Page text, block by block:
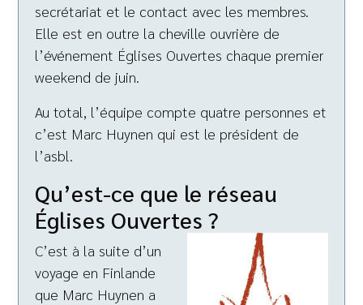
secrétariat et le contact avec les membres.
Elle est en outre la cheville ouvrière de
l’événement Églises Ouvertes chaque premier
weekend de juin.
Au total, l’équipe compte quatre personnes et
c’est Marc Huynen qui est le président de
l’asbl.
Qu’est-ce que le réseau
Églises Ouvertes ?
C’est à la suite d’un
voyage en Finlande
que Marc Huynen a